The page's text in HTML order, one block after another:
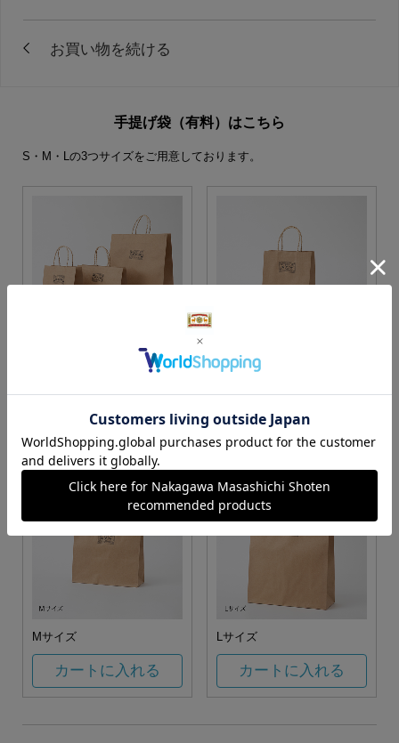
手提げ袋（有料）はこちら
S・M・Lの3つサイズをご用意しております。
S・M・Lサイズより当店に
カートに入れる
Sサイズ
カートに入れる
Mサイズ
カートに入れる
Lサイズ
カートに入れる